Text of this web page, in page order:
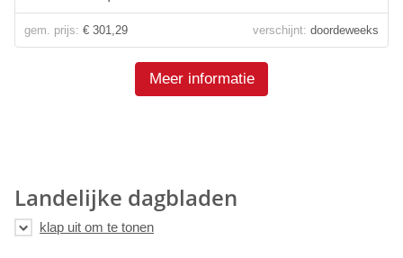
gem. prijs: € 301,29 verschijnt: doordeweeks
Meer informatie
Landelijke dagbladen